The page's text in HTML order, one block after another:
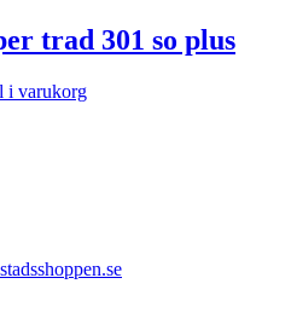
trad 301 so plus
i varukorg